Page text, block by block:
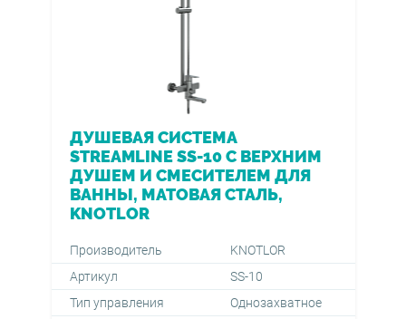
ДУШЕВАЯ СИСТЕМА
STREAMLINE SS-10 С ВЕРХНИМ
ДУШЕМ И СМЕСИТЕЛЕМ ДЛЯ
ВАННЫ, МАТОВАЯ СТАЛЬ,
KNOTLOR
Производитель
KNOTLOR
Артикул
SS-10
Тип управления
Однозахватное